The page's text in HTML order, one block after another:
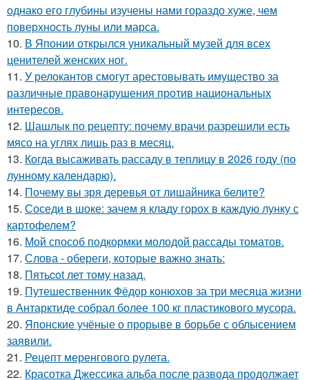
однако его глубины изучены нами гораздо хуже, чем
поверхность луны или марса.
10. В Японии открылся уникальный музей для всех
ценителей женских ног.
11. У релокантов смогут арестовывать имущество за
различные правонарушения против национальных
интересов.
12. Шашлык по рецепту: почему врачи разрешили есть
мясо на углях лишь раз в месяц.
13. Когда высаживать рассаду в теплицу в 2026 году (по
лунному календарю).
14. Почему вы зря деревья от лишайника белите?
15. Соседи в шоке: зачем я кладу горох в каждую лунку с
картофелем?
16. Мой способ подкормки молодой рассады томатов.
17. Слова - обереги, которые важно знать:
18. Пятьcot лет тому нaзад.
19. Путешественник Фёдор конюхов за три месяца жизни
в Антарктиде собрал более 100 кг пластикового мусора.
20. Японские учёные о прорыве в борьбе с облысением
заявили.
21. Рецепт меренгового рулета.
22. Красотка Джессика альба после развода продолжает